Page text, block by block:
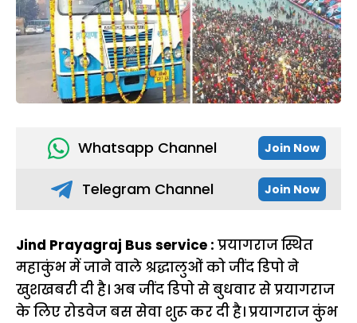
Whatsapp Channel Join Now
Telegram Channel Join Now
Jind Prayagraj Bus service : प्रयागराज स्थित
महाकुंभ में जाने वाले श्रद्धालुओं को जींद डिपो ने
खुशखबरी दी है। अब जींद डिपो से बुधवार से प्रयागराज
के लिए रोडवेज बस सेवा शुरू कर दी है। प्रयागराज कुंभ